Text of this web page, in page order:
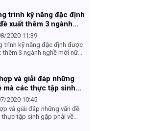
tập sinh cũng như du
Với quyết định sửa đổi này
lại cơ hội cho các bạn
quay lại Nhật Bản làm
trình kỹ năng đặc định
xuất thêm 3 ngành
nữa, mở ra nhiều cơ
các lao động nước ta.
2020 11:39
trình kỹ năng đặc định được
thêm 3 ngành nghề mới nữa,
và giải đáp những
mà các thực tập sinh
về visa kỹ năng đặc
đi xuất khẩu lao động
2020 10:45
và giải đáp những vấn đề
thực tập sinh gặp phải về